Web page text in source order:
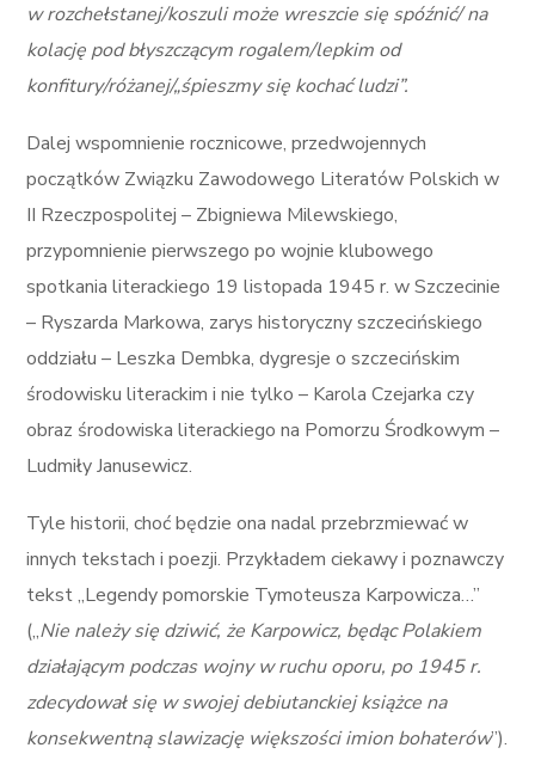
w rozchełstanej/koszuli może wreszcie się spóźnić/ na
kolację pod błyszczącym rogalem/lepkim od
konfitury/różanej/„śpieszmy się kochać ludzi”.
Dalej wspomnienie rocznicowe, przedwojennych
początków Związku Zawodowego Literatów Polskich w
II Rzeczpospolitej – Zbigniewa Milewskiego,
przypomnienie pierwszego po wojnie klubowego
spotkania literackiego 19 listopada 1945 r. w Szczecinie
– Ryszarda Markowa, zarys historyczny szczecińskiego
oddziału – Leszka Dembka, dygresje o szczecińskim
środowisku literackim i nie tylko – Karola Czejarka czy
obraz środowiska literackiego na Pomorzu Środkowym –
Ludmiły Janusewicz.
Tyle historii, choć będzie ona nadal przebrzmiewać w
innych tekstach i poezji. Przykładem ciekawy i poznawczy
tekst „Legendy pomorskie Tymoteusza Karpowicza…”
(„Nie należy się dziwić, że Karpowicz, będąc Polakiem
działającym podczas wojny w ruchu oporu, po 1945 r.
zdecydował się w swojej debiutanckiej książce na
konsekwentną slawizację większości imion bohaterów”).